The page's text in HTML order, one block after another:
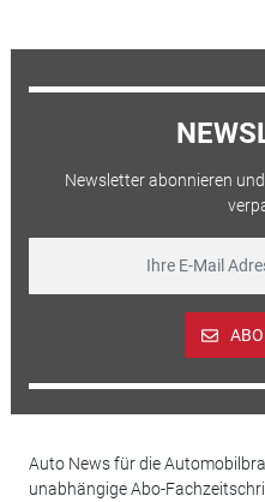
Newsletter abonnieren
Auto News für die
unabhängige Abo-